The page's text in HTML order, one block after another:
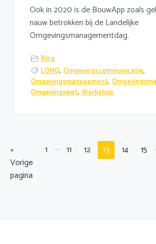
Ook in 2020 is de BouwApp zoals
nauw betrokken bij de Landelijke
Omgevingsmanagementdag.
Blog
LOMD, Omgevingscommunicatie,
Omgevingsmanagement,
Omgevingswet, Workshop
«Ga
naar
Vorige
pagina
Pagina
1 Interim
… Pagina
11 Pagina
12 Pagina
13 Pagina
14 15